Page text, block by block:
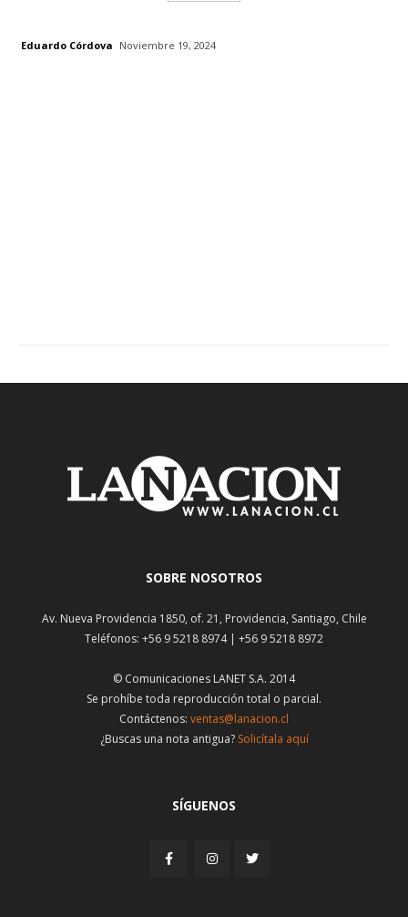
Eduardo Córdova Noviembre 19, 2024
SOBRE NOSOTROS
Av. Nueva Providencia 1850, of. 21, Providencia, Santiago, Chile
Teléfonos: +56 9 5218 8974 | +56 9 5218 8972
© Comunicaciones LANET S.A. 2014
Se prohíbe toda reproducción total o parcial.
Contáctenos: ventas@lanacion.cl
¿Buscas una nota antigua? Solicítala aquí
SÍGUENOS